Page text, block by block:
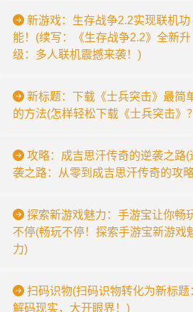
新游戏：生存战争2.2实现联机功
能！(续写：《生存战争2.2》全新升
级：多人联机震撼来袭！)
新标题：下载《士兵突击》最简
的方法(怎样轻松下载《士兵突击》
攻略：成吉思汗传奇的逆袭之路(
袭之路：从零到成吉思汗传奇的攻
探索新游戏魅力：手游宝让你畅
不停(畅玩不停！探索手游宝新游戏
力)
扫码识物(扫码识物转化为新标题
解码现实，大开眼界！)